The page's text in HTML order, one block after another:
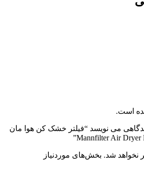
است.
می نویسد “فیلتر خشک کن هوا مان
نخواهد شد. بخش‌های موردنیاز